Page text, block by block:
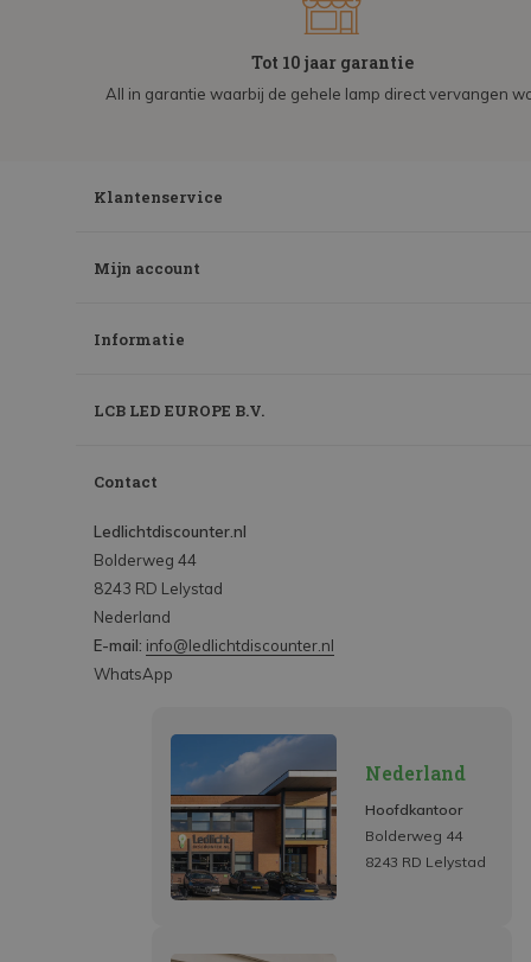
Tot 10 jaar garantie
All in garantie waarbij de gehele lamp direct vervangen
Klantenservice
Mijn account
Informatie
LCB LED EUROPE B.V.
Contact
Ledlichtdiscounter.nl
Bolderweg 44
8243 RD Lelystad
Nederland
E-mail: info@ledlichtdiscounter.nl
WhatsApp
Nederland
Hoofdkantoor
Bolderweg 44
8243 RD Lelystad